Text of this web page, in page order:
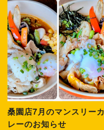
桑園店7月のマンスリーカ
レーのお知らせ